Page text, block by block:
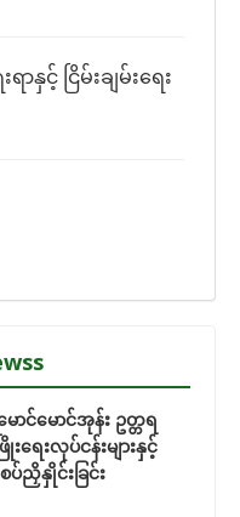
နှင့် ငြိမ်းချမ်းရေး
င်မောင်အုန်း ဥတ္တရ
ေးလုပ်ငန်းများနှင့်
ပ်ညှိနှိုင်းခြင်း